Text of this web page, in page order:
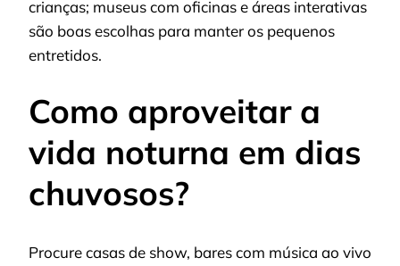
crianças; museus com oficinas e áreas interativas
são boas escolhas para manter os pequenos
entretidos.
Como aproveitar a
vida noturna em dias
chuvosos?
Procure casas de show, bares com música ao vivo